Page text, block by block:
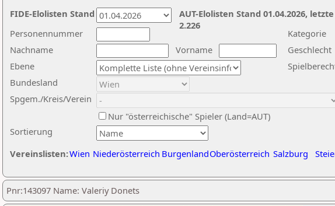
Nachname
Vorname
Ebene
Kategorie
Sortierung
Personennummer
Bundesland
Spgem./Kreis/Verein
Geschlecht
Nur "österreichische" Spieler (Land=AUT)
Vereinslisten:Wien Niederösterreich BurgenlandOberösterreich Salzburg
AUT-Elolisten Stand 01.04.2026,
2.226
FIDE-Elolisten Stand
Pnr:143097 Name: Valeriy Donets